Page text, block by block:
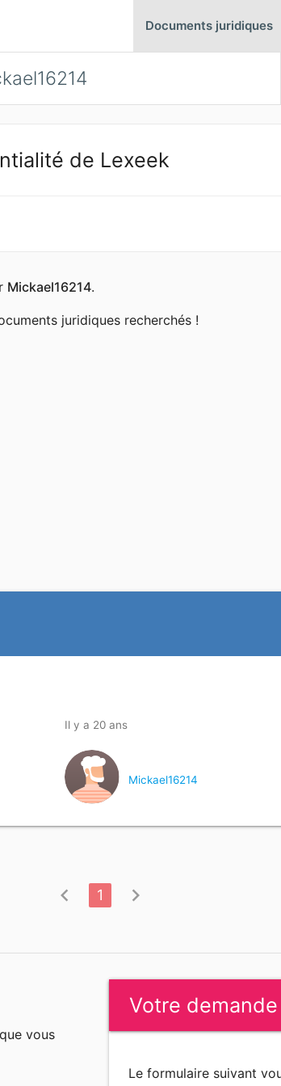
Documents juridiques
de Lexeek
Mickael16214.
juridiques recherchés !
Il y a 20 ans
Mickael16214
chevron_left 1 chevron_right
vous
Votre demande
Le formulaire suivant